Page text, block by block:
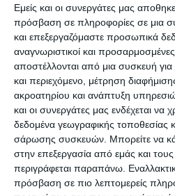
Εμείς και οι συνεργάτες μας
πρόσβαση σε πληροφορίες σε μια
και επεξεργαζόμαστε προσωπικά
αναγνωριστικοί και
αποστέλλονται από μια συσκευή για
και περιεχόμενο, μέτρηση
ακροατηρίου και ανάπτυξη
και οι συνεργάτες μας ενδέχεται να
δεδομένα γεωγραφικής τοποθεσίας
σάρωσης συσκευών. Μπορείτε να
στην επεξεργασία από εμάς και
περιγράφεται παραπάνω.
πρόσβαση σε πιο λεπτομερείς
στοιχεία που οδήγησαν στη
απόφασης από τις αρχές.
Ο κ. Γκούσκος αρχικά
τακτικής που πρέπει να
για να περιφρουρήσει τα
επόμενες γενιές.
«Υπάρχουν σημαντικά
δεν εξεγείρεται κανείς
της σιωπής και ελπίζω ότι